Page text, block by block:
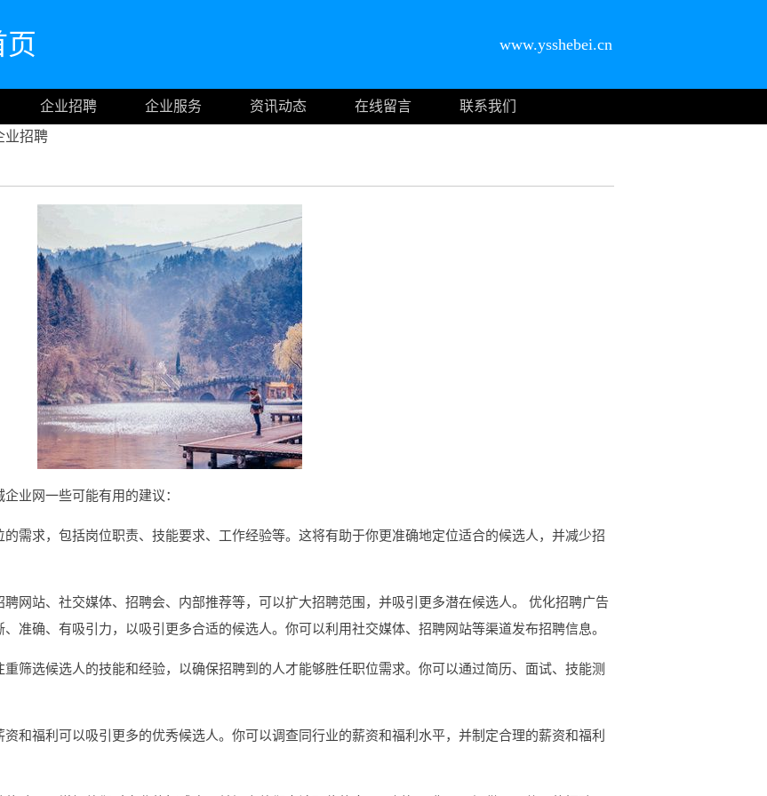
页 www.ysshebei.cn
企业招聘 企业服务 资讯动态 在线留言
联系我们
业招聘
业网一些可能有用的建议：
需求，包括岗位职责、技能要求、工作经验等。这将有助于你更准确地定位适合的候选人，并减少招
网站、社交媒体、招聘会、内部推荐等，可以扩大招聘范围，并吸引更多潜在候选人。 优化招聘广告
准确、有吸引力，以吸引更多合适的候选人。你可以利用社交媒体、招聘网站等渠道发布招聘信息。
筛选候选人的技能和经验，以确保招聘到的人才能够胜任职位需求。你可以通过简历、面试、技能测
和福利可以吸引更多的优秀候选人。你可以调查同行业的薪资和福利水平，并制定合理的薪资和福利